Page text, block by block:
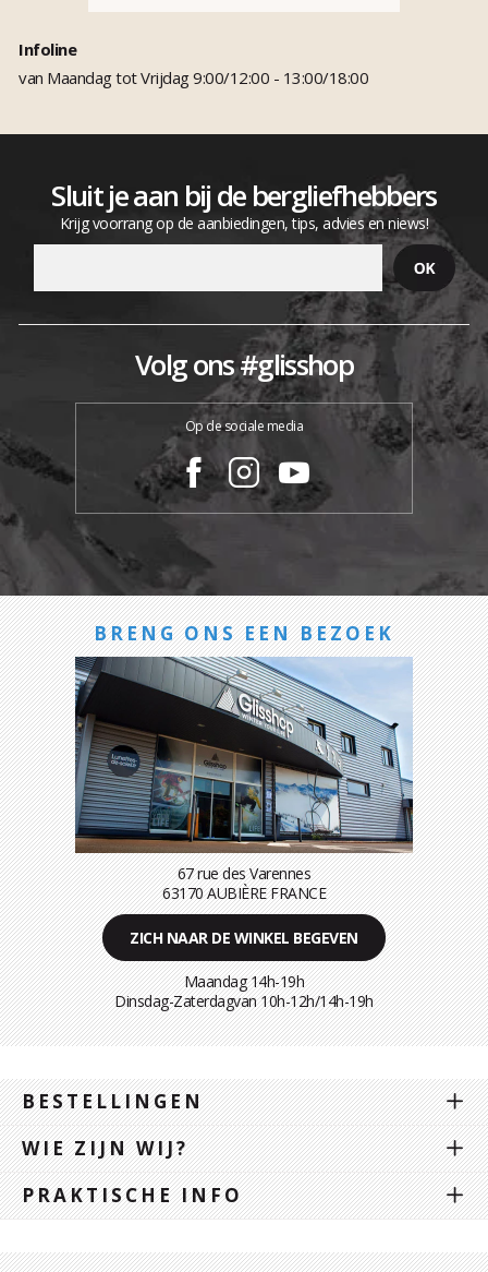
Infoline
van Maandag tot Vrijdag 9:00/12:00 - 13:00/18:00
Sluit je aan bij de bergliefhebbers
Krijg voorrang op de aanbiedingen, tips, advies en niews!
Volg ons #glisshop
Op de sociale media
BRENG ONS EEN BEZOEK
67 rue des Varennes
63170 AUBIÈRE FRANCE
ZICH NAAR DE WINKEL BEGEVEN
Maandag 14h-19h
Dinsdag-Zaterdagvan 10h-12h/14h-19h
BESTELLINGEN
WIE ZIJN WIJ?
PRAKTISCHE INFO